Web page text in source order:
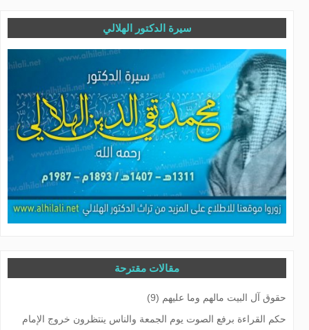
سيرة الدكتور الهلالي
مقالات مقترحة
حقوق آل البيت مالهم وما عليهم (9)
حكم القراءة برفع الصوت يوم الجمعة والناس ينتظرون خروج الإمام